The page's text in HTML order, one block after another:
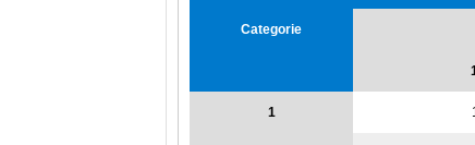
Categorie
1